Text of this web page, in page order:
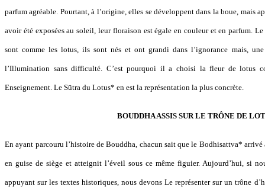
parfum agréable. Pourtant, à l’origine, elles se développent dans la boue, mais
avoir été exposées au soleil, leur floraison est égale en couleur et en parfum.
sont comme les lotus, ils sont nés et ont grandi dans l’ignorance mais,
l’Illumination sans difficulté. C’est pourquoi il a choisi la fleur de lotus
Enseignement. Le Sūtra du Lotus* en est la représentation la plus concrète.
BOUDDHA ASSIS SUR LE TRÔNE DE
En ayant parcouru l’histoire de Bouddha, chacun sait que le Bodhisattva*
en guise de siège et atteignit l’éveil sous ce même figuier. Aujourd’hui, si
appuyant sur les textes historiques, nous devons Le représenter sur un trône